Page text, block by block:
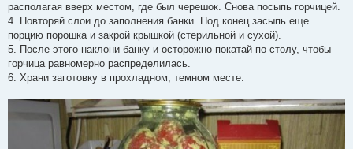
располагая вверх местом, где был черешок. Снова посыпь горчицей.
4. Повторяй слои до заполнения банки. Под конец засыпь еще
порцию порошка и закрой крышкой (стерильной и сухой).
5. После этого наклони банку и осторожно покатай по столу, чтобы
горчица равномерно распределилась.
6. Храни заготовку в прохладном, темном месте.